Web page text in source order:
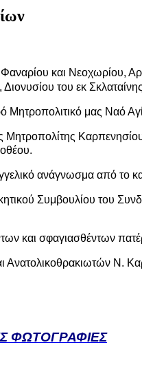
και Νεοχωρίου,
του εκ Σκλαταίνης
Μητροπολιτικό μας Ναό
ανάγνωσμα από το
Συμβουλίου του
σφαγιασθέντων
Ανατολικοθρακιωτών Ν.
ΦΩΤΟΓΡΑΦΙΕΣ